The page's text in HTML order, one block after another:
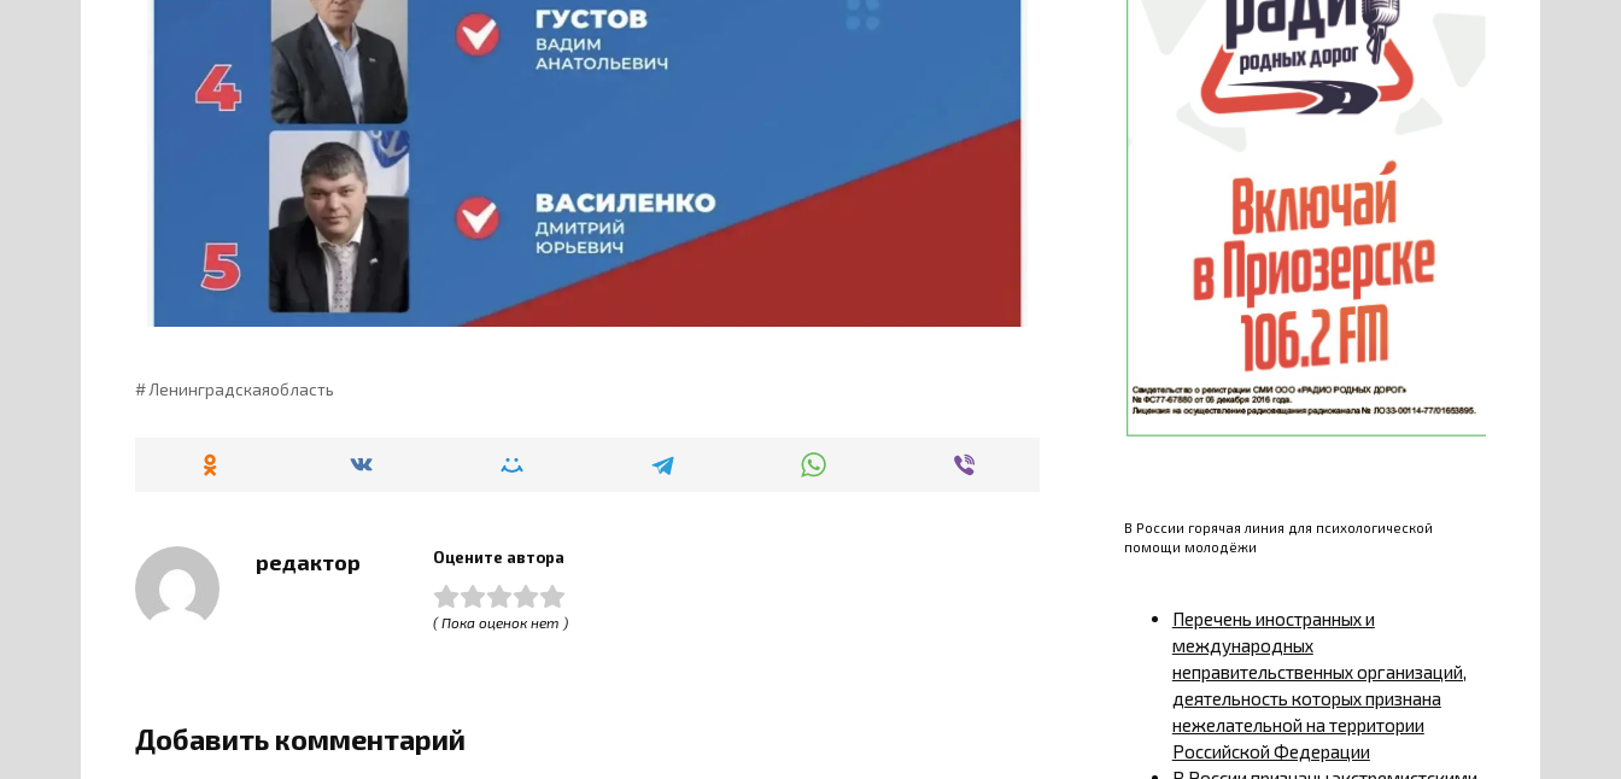
Ленинградскаяобласть
редактор Оцените автора
( Пока оценок нет )
Добавить комментарий
В России горячая линия для психологической
помощи молодёжи
Перечень иностранных и
международных
неправительственных организаций,
деятельность которых признана
нежелательной на территории
Российской Федерации